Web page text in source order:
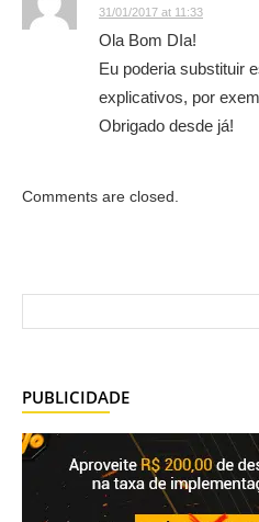
31/01/2017 at 11:33
Ola Bom DIa!
Eu poderia substituir
explicativos, por
Obrigado desde já!
Comments are closed.
PUBLICIDADE